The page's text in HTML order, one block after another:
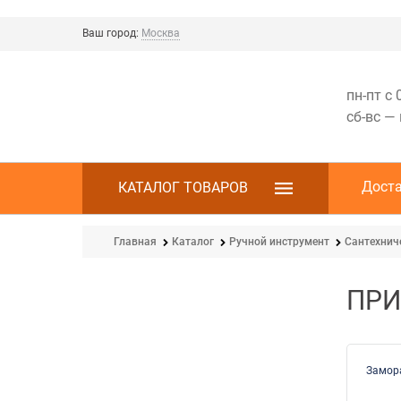
Ваш город: Москва
пн-пт с
сб-вс —
КАТАЛОГ ТОВАРОВ
Главная Каталог Ручной инструмент